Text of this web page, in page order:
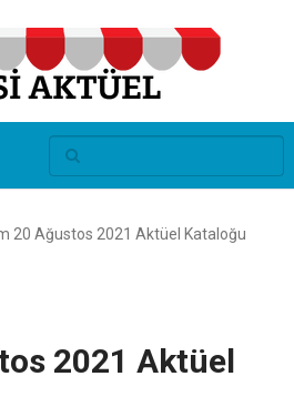
20 Ağustos 2021 Aktüel Kataloğu
2021 Aktüel